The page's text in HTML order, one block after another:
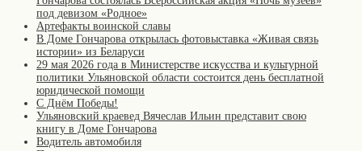
под девизом «Родное»
Артефакты воинской славы
В Доме Гончарова открылась фотовыставка «Живая связь
истории» из Беларуси
29 мая 2026 года в Министерстве искусства и культурной
политики Ульяновской области состоится день бесплатной
юридической помощи
С Днём Победы!
Ульяновский краевед Вячеслав Ильин представит свою
книгу в Доме Гончарова
Водитель автомобиля